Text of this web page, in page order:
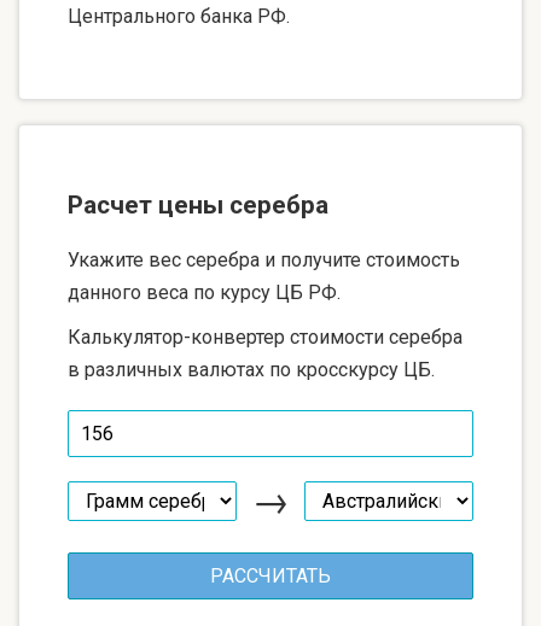
Центрального банка РФ.
Расчет цены серебра
Укажите вес серебра и получите стоимость
данного веса по курсу ЦБ РФ.
Калькулятор-конвертер стоимости серебра
в различных валютах по кросскурсу ЦБ.
→